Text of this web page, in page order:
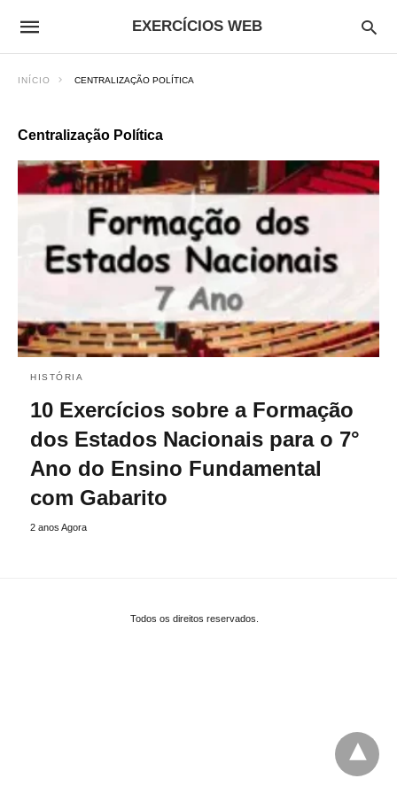
EXERCÍCIOS WEB
INÍCIO CENTRALIZAÇÃO POLÍTICA
Centralização Política
HISTÓRIA
10 Exercícios sobre a Formação
dos Estados Nacionais para o 7°
Ano do Ensino Fundamental
com Gabarito
2 anos Agora
Todos os direitos reservados.